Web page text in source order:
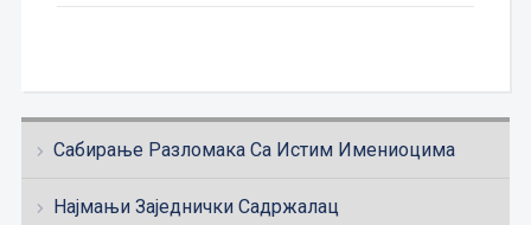
Сабирање Разломака Са Истим Имениоцима
Најмањи Заједнички Садржалац